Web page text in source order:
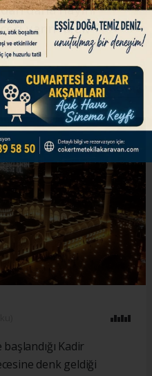
daha hayırlı"
yarın idrak
ABONE OL
Kadir
denk geldiği